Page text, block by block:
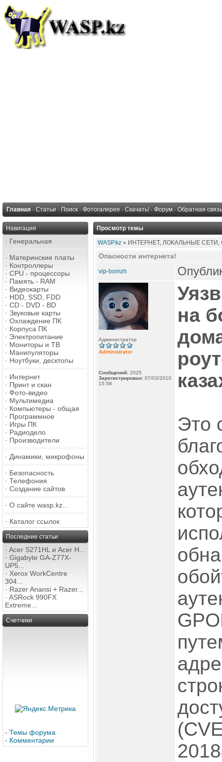
Главная · Статьи · Поиск · Фотогалерея · Скачать! · Форум · Обратная связь
Навигация
· Генеральная
· Материнские платы
· Контроллеры
· CPU - процессоры
· Память - RAM
· Видеокарты
· HDD, SSD, FDD
· CD - DVD - BD
· Звуковые карты
· Охлаждение ПК
· Корпуса ПК
· Электропитание
· Мониторы и ТВ
· Манипуляторы
· Ноутбуки, десктопы
· Интернет
· Принт и скан
· Фото-видео
· Мультимедиа
· Компьютеры - общая
· Программное
· Игры ПК
· Радиодело
· Производители
· Динамики, микрофоны
· Безопасность
· Телефония
· Создание сайтов
· О сайте wasp.kz...
· Каталог ссылок
Последние статьи
· Acer S271HL и Acer H...
· Gigabyte GA-Z77X-
UP5...
· Xerox WorkCentre
304...
· Razer Anansi + Razer...
· ASRock 990FX
Extreme...
Счетчики
- Темы форума
- Комментарии
Просмотр темы
WASP.kz » ИНТЕРНЕТ, ЛОКАЛЬНЫЕ
Опасности интернета!
vip-bomzh
Администратор
Сообщений: 2025
Зарегистрирован: 07/03/2010
15:58
на
Это